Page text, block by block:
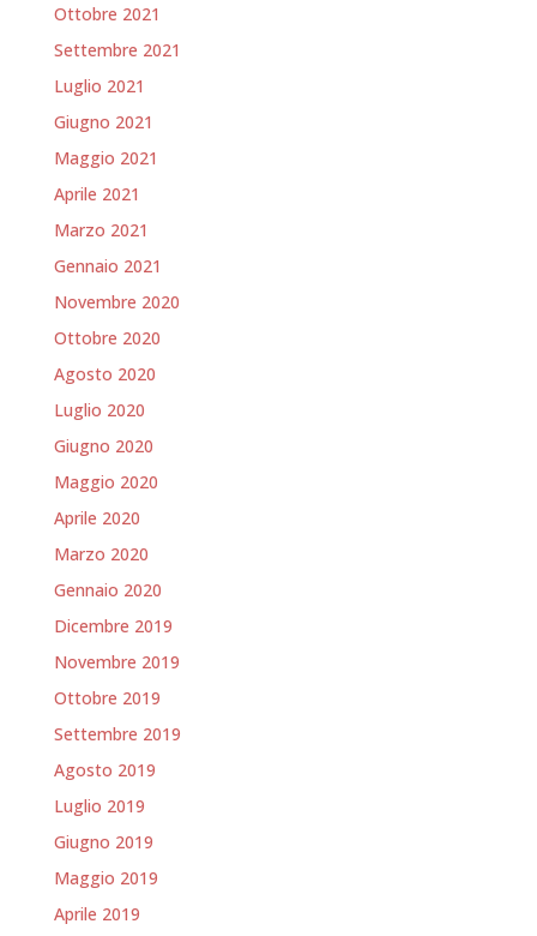
Ottobre 2021
Settembre 2021
Luglio 2021
Giugno 2021
Maggio 2021
Aprile 2021
Marzo 2021
Gennaio 2021
Novembre 2020
Ottobre 2020
Agosto 2020
Luglio 2020
Giugno 2020
Maggio 2020
Aprile 2020
Marzo 2020
Gennaio 2020
Dicembre 2019
Novembre 2019
Ottobre 2019
Settembre 2019
Agosto 2019
Luglio 2019
Giugno 2019
Maggio 2019
Aprile 2019